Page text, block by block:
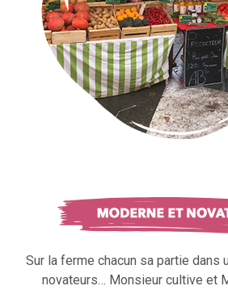
Sur la ferme chacun sa partie dans
novateurs… Monsieur cultive et